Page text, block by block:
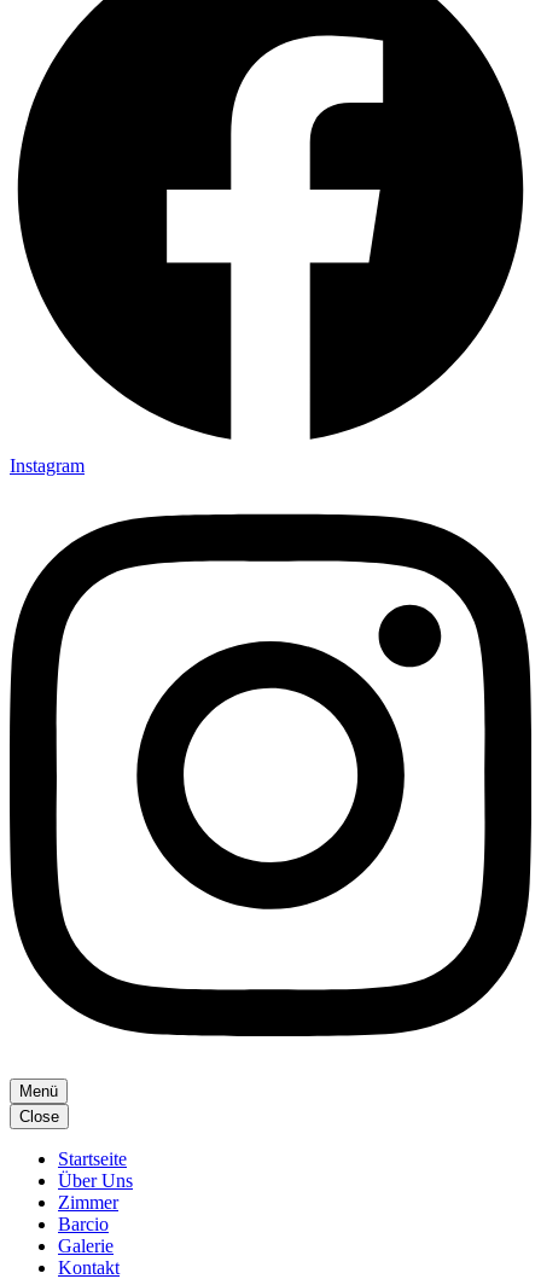
Instagram
Menü
Close
Startseite
Über Uns
Zimmer
Barcio
Galerie
Kontakt